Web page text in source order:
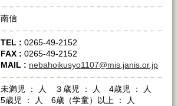
南信
TEL : 0265‐49‐2152
FAX : 0265‐49‐2152
MAIL : nebahoikusyo1107@mis.janis.or.jp
未満児 ： 人 ３歳児 ： 人 4歳児 ： 人
5歳児 ： 人 6歳（学童）以上 ： 人